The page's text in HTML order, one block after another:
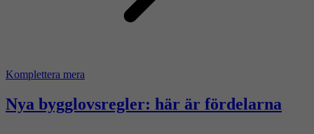
Komplettera mera
Nya bygglovsregler: här är fördelarna